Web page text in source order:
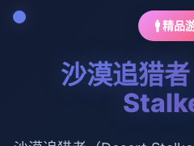
🚹 精品
沙漠追猎